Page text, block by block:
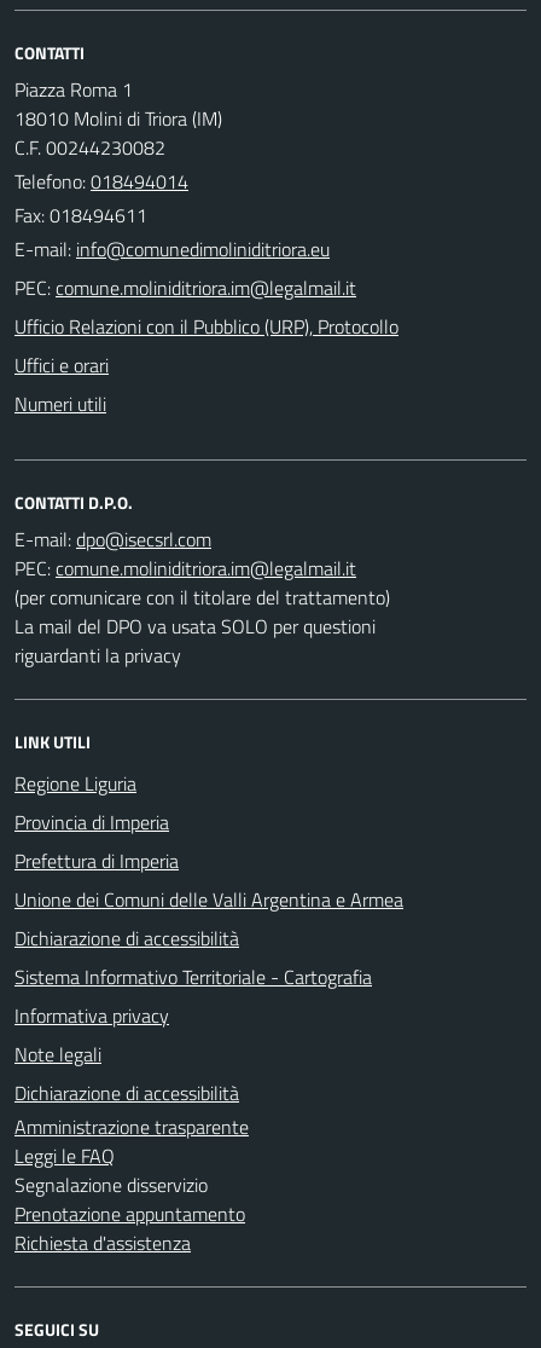
CONTATTI
Piazza Roma 1
18010 Molini di Triora (IM)
C.F. 00244230082
Telefono:018494014
Fax: 018494611
E-mail:
PEC:
Ufficio Relazioni con il Pubblico (URP), Protocollo
Uffici e orari
Numeri utili
CONTATTI D.P.O.
E-mail:
PEC:
(per comunicare con il titolare del trattamento)
La mail del DPO va usata SOLO per questioni
riguardanti la privacy
LINK UTILI
Regione Liguria
Provincia di Imperia
Prefettura di Imperia
Unione dei Comuni delle Valli Argentina e Armea
Dichiarazione di accessibilità
Sistema Informativo Territoriale - Cartografia
Informativa privacy
Note legali
Dichiarazione di accessibilità
Amministrazione trasparente
Leggi le FAQ
Segnalazione disservizio
Prenotazione appuntamento
Richiesta d'assistenza
SEGUICI SU